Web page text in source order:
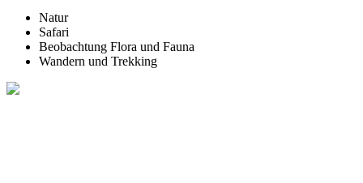
Natur
Safari
Beobachtung Flora und Fauna
Wandern und Trekking